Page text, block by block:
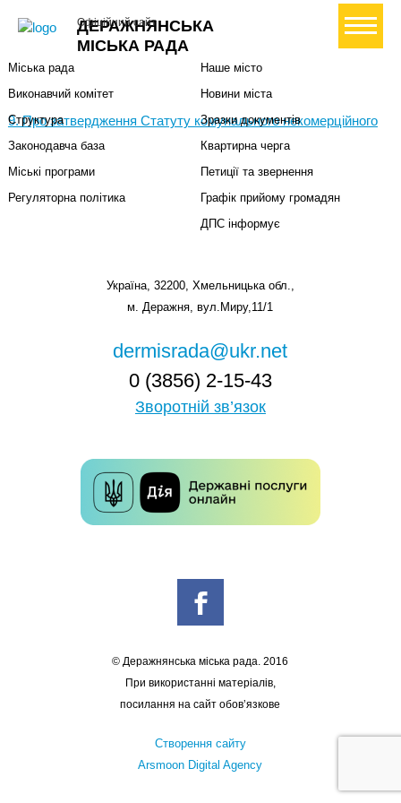
ДЕРАЖНЯНСЬКА
МІСЬКА РАДА
Офіційний сайт+ Створити петицію
9. Про затвердження Статуту комунального некомерційного
Міський голова
Міська рада
Виконавчий комітет
Структура
Законодавча база
Міські програми
Регуляторна політика
Наше місто
Новини міста
Зразки документів
Квартирна черга
Петиції та звернення
Графік прийому громадян
ДПС інформує
Україна, 32200, Хмельницька обл.,
м. Деражня, вул.Миру,11/1
dermisrada@ukr.net
0 (3856) 2-15-43
Зворотній зв’язок
© Деражнянська міська рада. 2016
При використанні матеріалів,
посилання на сайт обов’язкове
Створення сайту
Arsmoon Digital Agency